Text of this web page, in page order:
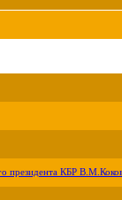
президента КБР